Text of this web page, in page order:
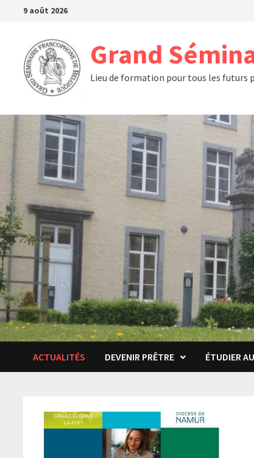
Passer
contenu
9 août 2026
Grand
Lieu de formation pour tous les futurs
ACTUALITÉS DEVENIR PRÊTRE ÉTUDIER